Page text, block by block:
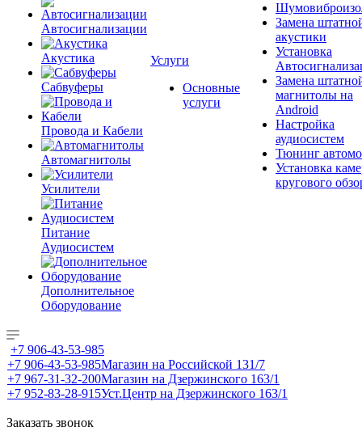
Автосигнализации
Акустика
Сабвуферы
Провода и Кабели
Автомагнитолы
Усилители
Питание
Аудиосистем
Дополнительное
Оборудование
Услуги
Основные
услуги
Замена
акустики
Установка
Замена
магнитолы на
Android
Настройка
аудиосистем
Тюнинг
Установка
кругового
+7 906-43-53-985
+7 906-43-53-985Магазин на Российской 131/7
+7 967-31-32-200Магазин на Дзержинского 163/1
+7 952-83-28-915Уст.Центр на Дзержинского 163/1
Заказать звонок